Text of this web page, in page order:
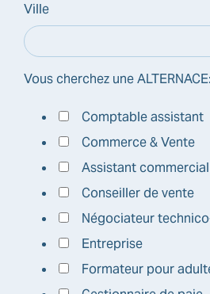
Ville
Vous cherchez une ALTERNACE:
Comptable assistant
Commerce & Vente
Assistant commercial
Conseiller de vente
Négociateur
Entreprise
Formateur pour